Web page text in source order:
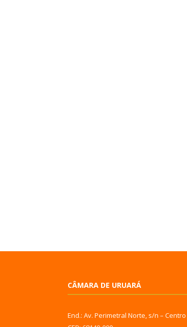
CÂMARA DE URUARÁ
End.: Av. Perimetral Norte, s/n – Centro